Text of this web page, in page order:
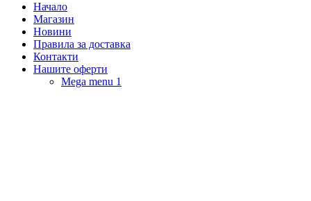
Начало
Магазин
Новини
Правила за доставка
Контакти
Нашите оферти
Mega menu 1